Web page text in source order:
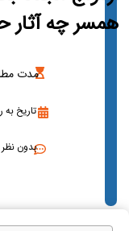
همسر چه آثار
مدت
تاریخ به
بدون نظر